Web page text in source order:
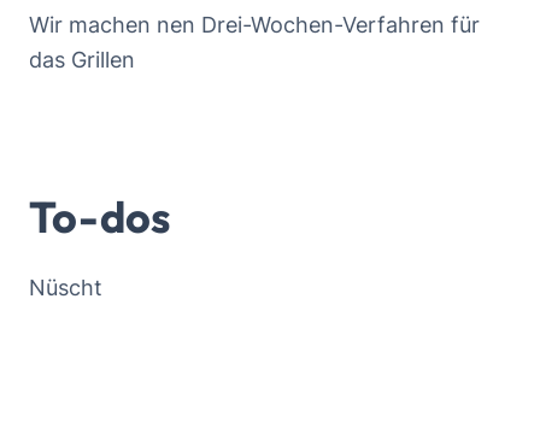
Wir machen nen Drei-Wochen-Verfahren für
das Grillen
To-dos
Nüscht